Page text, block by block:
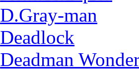
D.Gray-man
Deadlock
Deadman